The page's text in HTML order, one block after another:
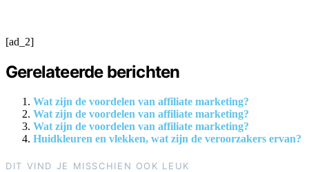
[ad_2]
Gerelateerde berichten
Wat zijn de voordelen van affiliate marketing?
Wat zijn de voordelen van affiliate marketing?
Wat zijn de voordelen van affiliate marketing?
Huidkleuren en vlekken, wat zijn de veroorzakers ervan?
DIT VIND JE MISSCHIEN OOK LEUK